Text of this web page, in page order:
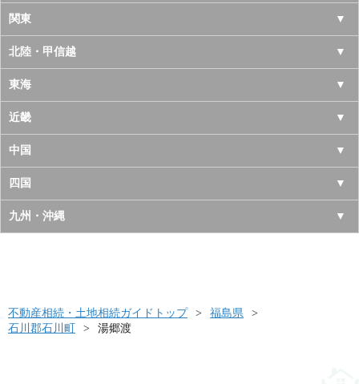
北海道
青森県
岩手県
宮城県
秋田県
山形県
福島県
関東
東京都
神奈川県
千葉県
埼玉県
茨城県
栃木県
北陸・甲信越
山梨県
長野県
新潟県
富山県
石川県
東海
愛知県
岐阜県
三重県
静岡県
近畿
大阪府
京都府
兵庫県
和歌山県
中国
鳥取県
島根県
山口県
四国
徳島県
高知県
九州・沖縄
長崎県
不動産相続・土地相続ガイドトップ
福島県
石川郡石川町
湯郷渡